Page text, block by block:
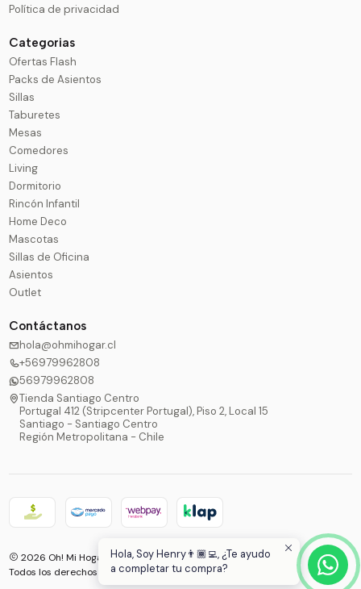
Política de privacidad
Categorias
Ofertas Flash
Packs de Asientos
Sillas
Taburetes
Mesas
Comedores
Living
Dormitorio
Rincón Infantil
Home Deco
Mascotas
Sillas de Oficina
Asientos
Outlet
Contáctanos
hola@ohmihogar.cl
+56979962808
56979962808
Tienda Santiago Centro
Portugal 412 (Stripcenter Portugal), Piso 2, Local 15
Santiago - Santiago Centro
Región Metropolitana - Chile
2026 Oh! Mi Hogar®.
Todos los derechos reservados.Desarrollado por Jumpseller
Hola, Soy Henry👨🏾‍💻, ¿Te ayudo
a completar tu compra?